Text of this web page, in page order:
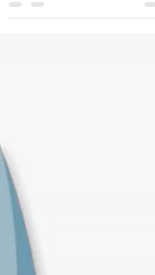
afectar la economía local y las familias
dependen sus empleos